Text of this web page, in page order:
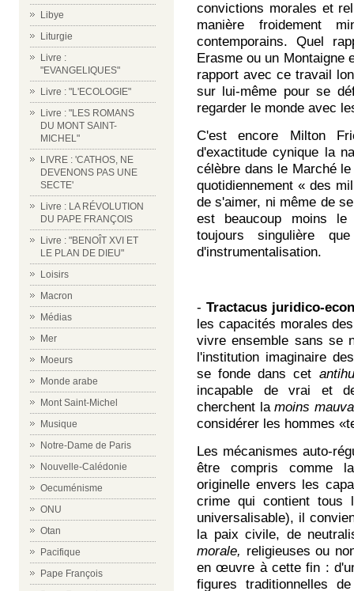
Libye
Liturgie
Livre :
"EVANGELIQUES"
Livre : "L'ECOLOGIE"
Livre : "LES ROMANS
DU MONT SAINT-
MICHEL"
LIVRE : 'CATHOS, NE
DEVENONS PAS UNE
SECTE'
Livre : LA RÉVOLUTION
DU PAPE FRANÇOIS
Livre : "BENOÎT XVI ET
LE PLAN DE DIEU"
Loisirs
Macron
Médias
Mer
Moeurs
Monde arabe
Mont Saint-Michel
Musique
Notre-Dame de Paris
Nouvelle-Calédonie
Oecuménisme
ONU
Otan
Pacifique
Pape François
convictions morales et
manière froidement
contemporains. Quel
Erasme ou un Montaigne
rapport avec ce travail
sur lui-même pour se
regarder le monde avec
C'est encore Milton
d'exactitude cynique la
célèbre dans le Marché
quotidiennement « des
de s'aimer, ni même de
est beaucoup moins le
toujours singulière
d'instrumentalisation.
-Tractacus juridico-
les capacités morales
vivre ensemble sans se
l'institution imaginaire
se fonde dans cet
incapable de vrai et
cherchent lamoins
considérer les hommes
Les mécanismes auto-
être compris comme
originelle envers les
crime qui contient tous
universalisable), il
la paix civile, de
morale, religieuses ou
en œuvre à cette fin :
figures traditionnelles